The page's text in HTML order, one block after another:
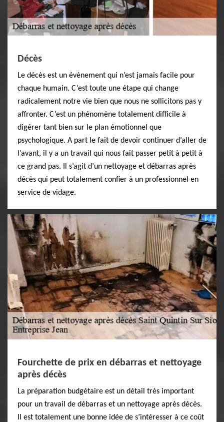
Décès
Le décès est un évènement qui n’est jamais facile pour
chaque humain. C’est toute une étape qui change
radicalement notre vie bien que nous ne sollicitons pas y
affronter. C’est un phénomène totalement difficile à
digérer tant bien sur le plan émotionnel que
psychologique. A part le fait de devoir continuer d’aller de
l’avant, il y a un travail qui nous fait passer petit à petit à
ce grand pas. Il s’agit d’un nettoyage et débarras après
décès qui peut totalement confier à un professionnel en
service de vidage.
Fourchette de prix en débarras et nettoyage
après décès
La préparation budgétaire est un détail très important
pour un travail de débarras et un nettoyage après décès.
Il est totalement une bonne idée de s’intéresser à ce coût